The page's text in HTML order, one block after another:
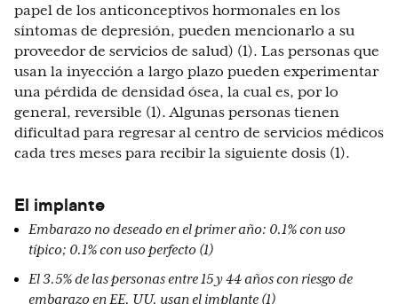
papel de los anticonceptivos hormonales en los
síntomas de depresión, pueden mencionarlo a su
proveedor de servicios de salud) (1). Las personas que
usan la inyección a largo plazo pueden experimentar
una pérdida de densidad ósea, la cual es, por lo
general, reversible (1). Algunas personas tienen
dificultad para regresar al centro de servicios médicos
cada tres meses para recibir la siguiente dosis (1).
El implante
Embarazo no deseado en el primer año: 0.1% con uso
típico; 0.1% con uso perfecto (1)
El 3.5% de las personas entre 15 y 44 años con riesgo de
embarazo en EE. UU. usan el implante (1)